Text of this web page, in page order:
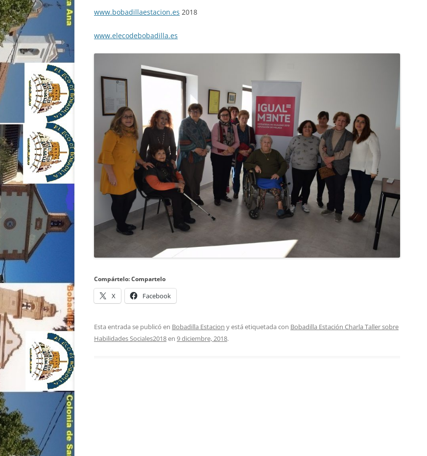
www.bobadillaestacion.es 2018
www.elecodebobadilla.es
Compártelo: Compartelo
X Facebook
Esta entrada se publicó en Bobadilla Estacion y está etiquetada con Bobadilla Estación Charla Taller sobre
Habilidades Sociales2018en 9 diciembre, 2018.